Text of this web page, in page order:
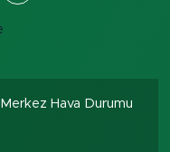
Merkez Hava Durumu